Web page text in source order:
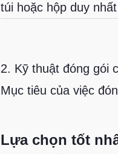
túi hoặc hộp duy
2. Kỹ thuật đóng gói
Mục tiêu của việc
Lựa chọn tốt